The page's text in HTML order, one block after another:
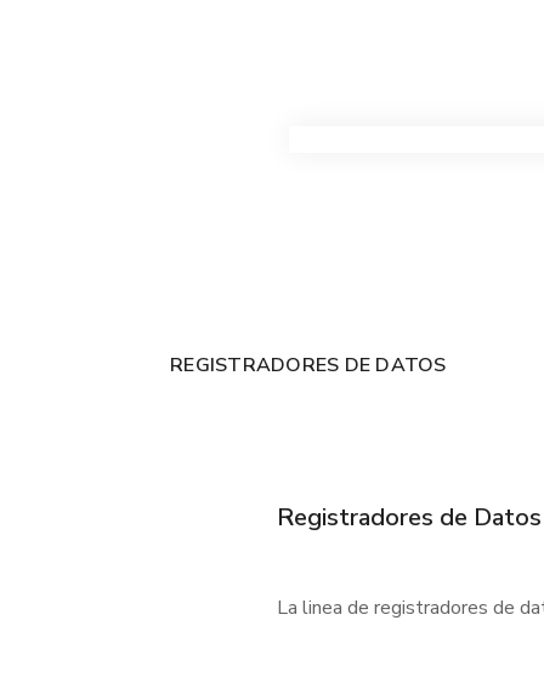
REGISTRADORES DE DATOS
Registradores de Datos
La linea de registradores de